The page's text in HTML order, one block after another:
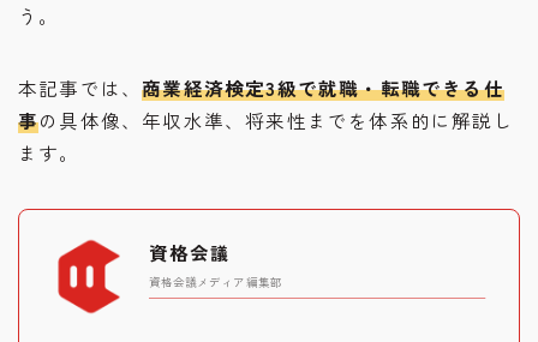
う。
本記事では、商業経済検定3級で就職・転職できる仕
事の具体像、年収水準、将来性までを体系的に解説し
ます。
資格会議
資格会議メディア編集部